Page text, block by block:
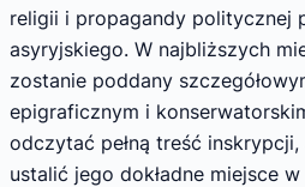
religii i propagandy politycznej
asyryjskiego. W najbliższych
zostanie poddany
epigraficznym i
odczytać pełną treść
ustalić jego dokładne miejsce